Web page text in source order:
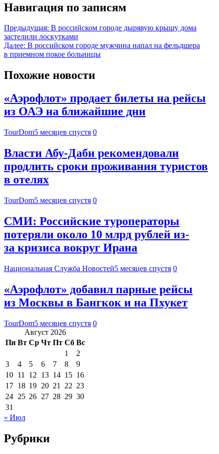
Навигация по записям
Предыдущая: В российском городе дырявую крышу дома
застелили лоскутками
Далее: В российском городе мужчина напал на фельдшера
в приемном покое больницы
Похожие новости
«Аэрофлот» продает билеты на рейсы
из ОАЭ на ближайшие дни
TourDom5 месяцев спустя 0
Власти Абу-Даби рекомендовали
продлить сроки проживания туристов
в отелях
TourDom5 месяцев спустя 0
СМИ: Российские туроператоры
потеряли около 10 млрд рублей из-
за кризиса вокруг Ирана
Национальная Служба Новостей5 месяцев спустя 0
«Аэрофлот» добавил парные рейсы
из Москвы в Бангкок и на Пхукет
TourDom5 месяцев спустя 0
Август 2026
Пн Вт Ср Чт Пт Сб Вс
1
2
3
4 5 6 7 8
9
10 11 12 13 14 15 16
17 18 19 20 21 22 23
24 25 26 27 28 29 30
31
« Июл
Рубрики